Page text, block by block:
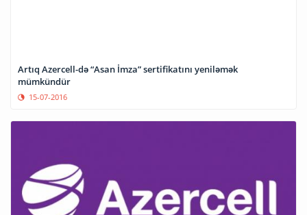
Artıq Azercell-də “Asan İmza” sertifikatını yeniləmək
mümkündür
15-07-2016